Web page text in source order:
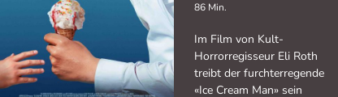
86 Min.
Im Film von Kult-
Horrorregisseur Eli Roth
treibt der furchterregende
«Ice Cream Man» sein